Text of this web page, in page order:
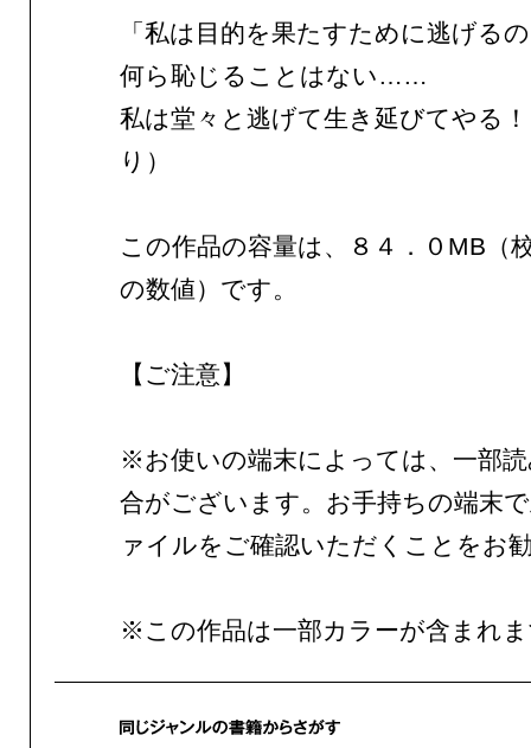
「私は目的を果たすために逃げ
何ら恥じることはない……
私は堂々と逃げて生き延びてやる
り）
この作品の容量は、８４．０MB（
の数値）です。
【ご注意】
※お使いの端末によっては、一部
合がございます。お手持ちの端末
ァイルをご確認いただくことをお
※この作品は一部カラーが含まれ